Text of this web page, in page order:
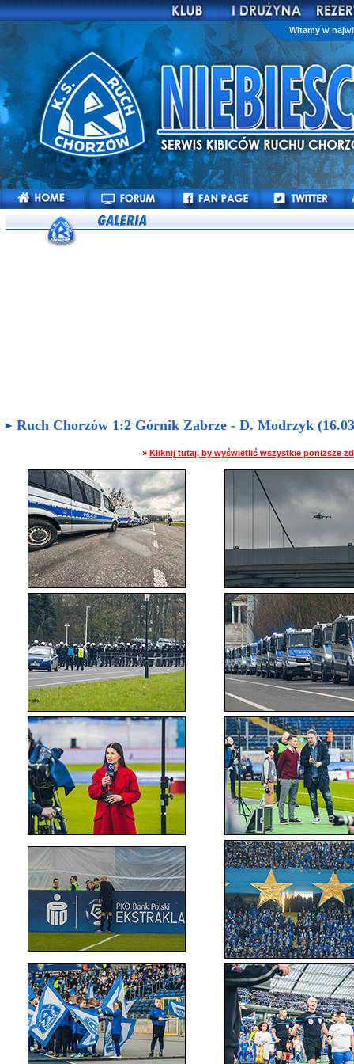
Witamy w
Ruch Chorzów 1:2 Górnik Zabrze - D. Modrzyk
» Kliknij tutaj, by wyświetlić wszystkie poniższe